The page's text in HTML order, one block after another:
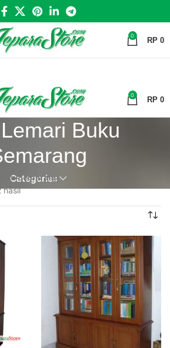
0 RP 0
0 RP 0
Buku
Categories
Semarang
hasil